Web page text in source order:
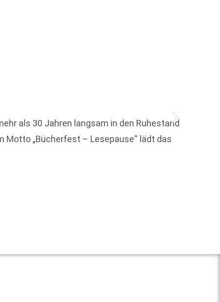
als 30 Jahren langsam in den Ruhestand
Motto „Bücherfest – Lesepause“ lädt das